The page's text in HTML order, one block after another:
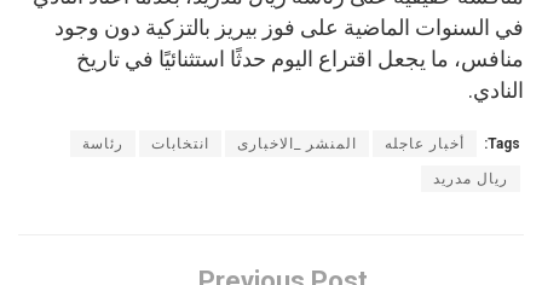
في السنوات الماضية على فوز بيريز بالتزكية دون وجود
منافس، ما يجعل اقتراع اليوم حدثًا استثنائيًا في تاريخ
النادي.
Tags: أخبار عاجله المنشر _الاخبارى انتخابات رئاسة
ريال مدريد